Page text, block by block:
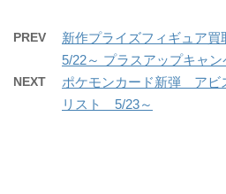
PREV
新作プライズフィギュア買
5/22～ プラスアップキャン
NEXT
ポケモンカード新弾 ア
リスト 5/23～